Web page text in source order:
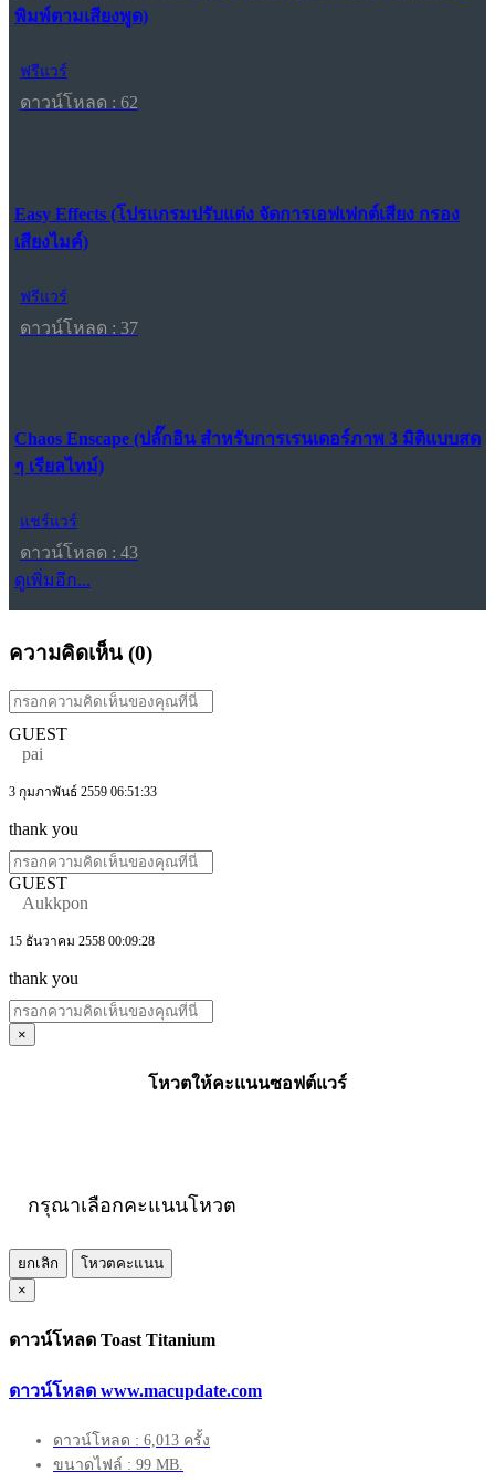
พิมพ์ตามเสียงพูด)
ฟรีแวร์
ดาวน์โหลด : 62
Easy Effects (โปรแกรมปรับแต่ง จัดการเอฟเฟกต์เสียง กรอง
เสียงไมค์)
ฟรีแวร์
ดาวน์โหลด : 37
Chaos Enscape (ปลั๊กอิน สำหรับการเรนเดอร์ภาพ 3 มิติแบบสด
ๆ เรียลไทม์)
แชร์แวร์
ดาวน์โหลด : 43
ดูเพิ่มอีก...
ความคิดเห็น (0)
GUEST
pai
3 กุมภาพันธ์ 2559 06:51:33
thank you
GUEST
Aukkpon
15 ธันวาคม 2558 00:09:28
thank you
×
โหวตให้คะแนนซอฟต์แวร์
กรุณาเลือกคะแนนโหวต
ยกเลิก
โหวตคะแนน
×
ดาวน์โหลด Toast Titanium
ดาวน์โหลด www.macupdate.com
ดาวน์โหลด : 6,013 ครั้ง
ขนาดไฟล์ : 99 MB.